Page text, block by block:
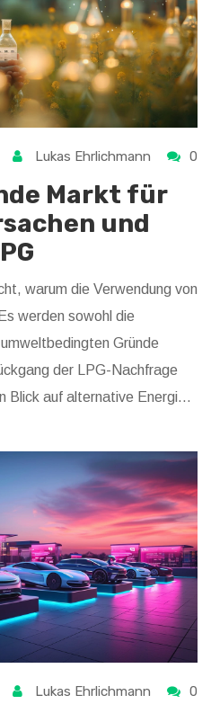
Lukas Ehrlichmann 0
Markt für
und
warum die Verwendung von
werden sowohl die
Gründe
der LPG-Nachfrage
Blick auf alternative Energien,
Zudem werden die
und Industrie sowie mögliche
Nutzung beleuchtet.
Lukas Ehrlichmann 0